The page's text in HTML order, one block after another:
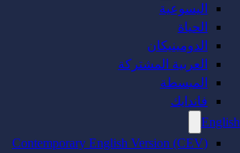
اليسوعية
الحياة
الدومينيكان
العربية المشتركة
المبسطة
فاندايك
English
Contemporary English Version (CEV)